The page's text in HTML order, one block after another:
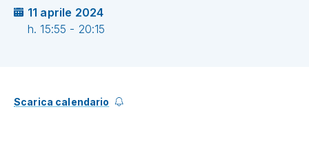
11 aprile 2024
h. 15:55 - 20:15
Scarica calendario